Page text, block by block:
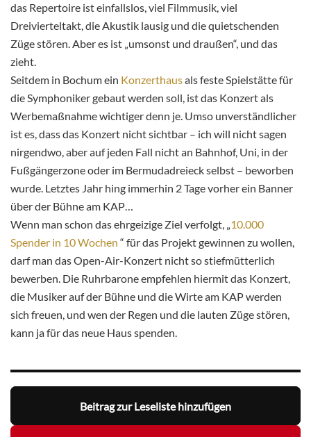
das Repertoire ist einfallslos, viel Filmmusik, viel
Dreivierteltakt, die Akustik lausig und die quietschenden
Züge stören. Aber es ist „umsonst und draußen“, und das
zieht.
Seitdem in Bochum ein Konzerthausals feste Spielstätte für
die Symphoniker gebaut werden soll, ist das Konzert als
Werbemaßnahme wichtiger denn je. Umso unverständlicher
ist es, dass das Konzert nicht sichtbar – ich will nicht sagen
nirgendwo, aber auf jeden Fall nicht an Bahnhof, Uni, in der
Fußgängerzone oder im Bermudadreieck selbst – beworben
wurde. Letztes Jahr hing immerhin 2 Tage vorher ein Banner
über der Bühne am KAP…
Wenn man schon das ehrgeizige Ziel verfolgt, „10.000
Spender in 10 Wochen “ für das Projekt gewinnen zu wollen,
darf man das Open-Air-Konzert nicht so stiefmütterlich
bewerben. Die Ruhrbarone empfehlen hiermit das Konzert,
die Musiker auf der Bühne und die Wirte am KAP werden
sich freuen, und wen der Regen und die lauten Züge stören,
kann ja für das neue Haus spenden.
Beitrag zur Leseliste hinzufügen